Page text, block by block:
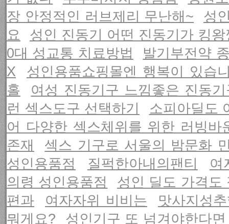
장 안정적인 러브제리 무난해~
성
요
성인 진동기 어떤 진동기가 킹
0대 성교통 치료방법
발기부전약
X
성인용품쇼핑몰엔 행복이 있습
홀
여성 진동기구 느낌좋은 진동기
런 섹스도구 선택하기
소피아딜도
어 다양한 섹스체위를 위한 러빙바
존재
섹스 기구로 서울의 밤문화
성인용품점
질퍽한아내의팬티
여
의령 성인용품점
성인 딜도 가격도
편과
여자자위 비비는
맛사지성
뭐게요?
성인기구 또 넘겨야한다